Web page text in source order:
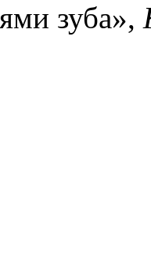
зуба»,